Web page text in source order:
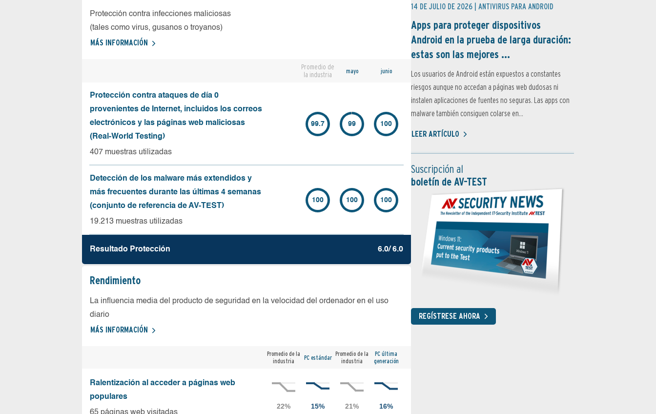
Protección contra infecciones maliciosas
(tales como virus, gusanos o troyanos)
MÁS INFORMACIÓN
Promedio de
la industria
mayo junio
Protección contra ataques de día 0
provenientes de Internet, incluidos los correos
electrónicos y las páginas web maliciosas
(Real-World Testing)
407 muestras utilizadas
99.7 99 100
Detección de los malware más extendidos y
más frecuentes durante las últimas 4 semanas
(conjunto de referencia de AV-TEST)
19.213 muestras utilizadas
100 100 100
Resultado Protección 6.0/ 6.0
Rendimiento
La influencia media del producto de seguridad en la velocidad del ordenador en el uso
diario
MÁS INFORMACIÓN
Promedio de la
industria
PC estándar Promedio de la
industria
PC última
generación
Ralentización al acceder a páginas web
populares
65 páginas web visitadas
14 DE JULIO DE 2026 | ANTIVIRUS PARA ANDROID
Apps para proteger dispositivos
Android en la prueba de larga duración:
estas son las mejores ...
Los usuarios de Android están expuestos a constantes
riesgos aunque no accedan a páginas web dudosas ni
instalen aplicaciones de fuentes no seguras. Las apps con
malware también consiguen colarse en...
LEER ARTÍCULO
Suscripción al
boletín de AV-TEST
REGÍSTRESE AHORA